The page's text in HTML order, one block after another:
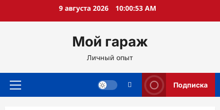
9 августа 2026 10:00:54 AM
Мой гараж
Личный опыт
Основное
Подписка